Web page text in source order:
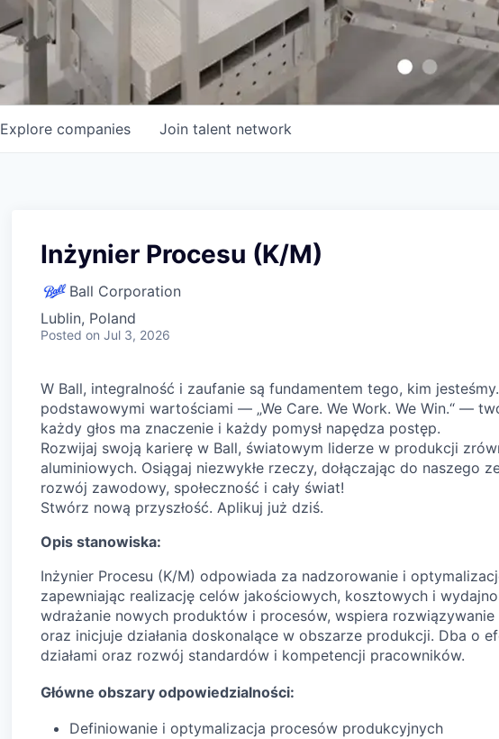
Explore companies Join talent network
Inżynier Procesu (K/M)
Ball Corporation
Lublin, Poland
Posted on Jul 3, 2026
W Ball, integralność i zaufanie są fundamentem tego, kim
podstawowymi wartościami — „We Care. We Work. We Win.“ —
każdy głos ma znaczenie i każdy pomysł napędza postęp.
Rozwijaj swoją karierę w Ball, światowym liderze w produkcji
aluminiowych. Osiągaj niezwykłe rzeczy, dołączając do naszego
rozwój zawodowy, społeczność i cały świat!
Stwórz nową przyszłość. Aplikuj już dziś.
Opis stanowiska:
Inżynier Procesu (K/M) odpowiada za nadzorowanie i
zapewniając realizację celów jakościowych, kosztowych i
wdrażanie nowych produktów i procesów, wspiera
oraz inicjuje działania doskonalące w obszarze produkcji. Dba o
działami oraz rozwój standardów i kompetencji pracowników.
Główne obszary odpowiedzialności:
Definiowanie i optymalizacja procesów produkcyjnych